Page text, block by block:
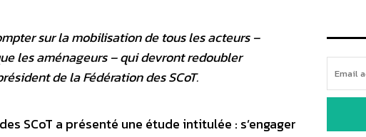
sur la mobilisation de tous les acteurs –
les aménageurs – qui devront redoubler
de la Fédération des SCoT.
SCoT a présenté une étude intitulée : s’engager